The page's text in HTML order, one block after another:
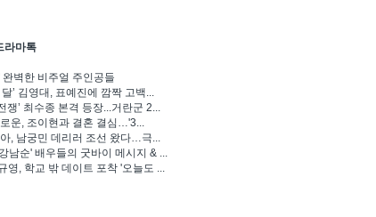
라마톡
완벽한 비주얼 주인공들
달’ 김영대, 표예진에 깜짝 고백...
쟁’ 최수종 본격 등장...거란군 2...
운, 조이현과 결혼 결심…'3...
, 남궁민 데리러 조선 왔다…극...
남순' 배우들의 굿바이 메시지 & ...
영, 학교 밖 데이트 포착 '오늘도 ...